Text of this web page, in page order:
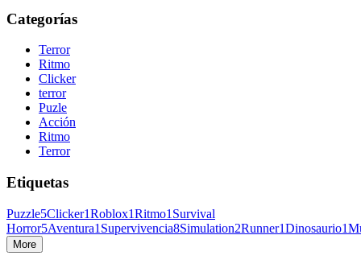
Categorías
Terror
Ritmo
Clicker
terror
Puzle
Acción
Ritmo
Terror
Etiquetas
Puzzle5Clicker1Roblox1Ritmo1 Survival
Horror5Aventura1 Supervivencia8Simulation2Runner1Dinosaurio1
More